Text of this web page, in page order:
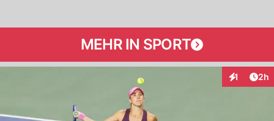
MEHR IN SPORT
1 2h